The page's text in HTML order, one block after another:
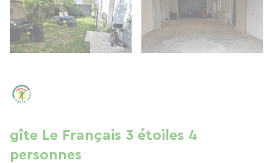
gîte Le Français 3 étoiles 4
personnes